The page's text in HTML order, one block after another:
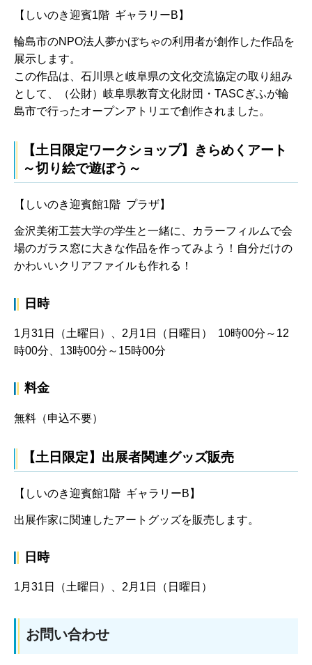
【しいのき迎賓1階 ギャラリーB】
輪島市のNPO法人夢かぼちゃの利用者が創作した作品を
展示します。
この作品は、石川県と岐阜県の文化交流協定の取り組み
として、（公財）岐阜県教育文化財団・TASCぎふが輪
島市で行ったオープンアトリエで創作されました。
【土日限定ワークショップ】きらめくアート
～切り絵で遊ぼう～
【しいのき迎賓館1階 プラザ】
金沢美術工芸大学の学生と一緒に、カラーフィルムで会
場のガラス窓に大きな作品を作ってみよう！自分だけの
かわいいクリアファイルも作れる！
日時
1月31日（土曜日）、2月1日（日曜日） 10時00分～12
時00分、13時00分～15時00分
料金
無料（申込不要）
【土日限定】出展者関連グッズ販売
【しいのき迎賓館1階 ギャラリーB】
出展作家に関連したアートグッズを販売します。
日時
1月31日（土曜日）、2月1日（日曜日）
お問い合わせ